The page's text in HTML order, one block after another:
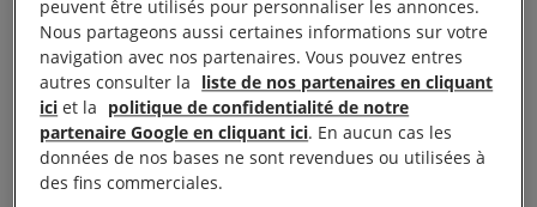
éprouvantes qu’il est inconcevable que leur
détention puisse se poursuivre dans cet
environnement accablant.
Les condamnations des prisonniers politiques
reposent sur des accusations invraisemblables
peuvent être utilisés pour personnaliser les annonces.
Nous partageons aussi certaines informations sur votre
navigation avec nos partenaires. Vous pouvez entres
autres consulter la liste de nos partenaires en cliquant
ici et la politique de confidentialité de notre
partenaire Google en cliquant ici. En aucun cas les
données de nos bases ne sont revendues ou utilisées à
des fins commerciales.